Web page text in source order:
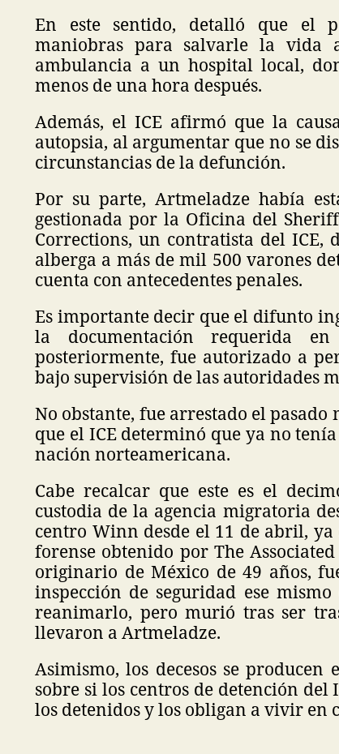
En este sentido, detalló que el
maniobras para salvarle la vida
ambulancia a un hospital local,
menos de una hora después.
Además, el ICE afirmó que la
autopsia, al argumentar que no se
circunstancias de la defunción.
Por su parte, Artmeladze había
gestionada por la Oficina del
Corrections, un contratista del ICE,
alberga a más de mil 500 varones
cuenta con antecedentes penales.
Es importante decir que el difunto
la documentación requerida
posteriormente, fue autorizado a
bajo supervisión de las autoridades
No obstante, fue arrestado el
que el ICE determinó que ya no
nación norteamericana.
Cabe recalcar que este es el
custodia de la agencia migratoria
centro Winn desde el 11 de abril,
forense obtenido por The
originario de México de 49 años,
inspección de seguridad ese
reanimarlo, pero murió tras ser
llevaron a Artmeladze.
Asimismo, los decesos se
sobre si los centros de detención
los detenidos y los obligan a vivir en